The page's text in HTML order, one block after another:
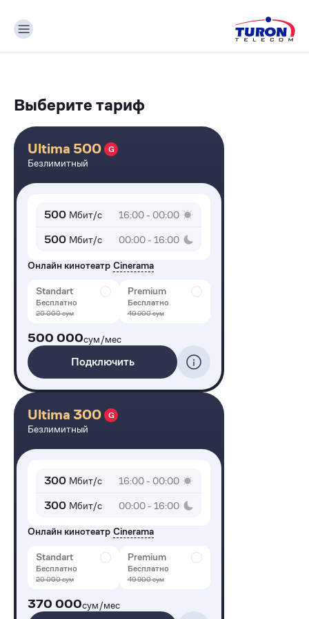
Выберите тариф
Ultima 500 G
Безлимитный
500 Мбит/с 16:00 - 00:00
500 Мбит/с 00:00 - 16:00
Онлайн кинотеатр Cinerama
Standart
Бесплатно
20 000сум
Premium
Бесплатно
49 900сум
500 000сум/мес
Подключить
Ultima 300 G
Безлимитный
300 Мбит/с 16:00 - 00:00
300 Мбит/с 00:00 - 16:00
Онлайн кинотеатр Cinerama
Standart
Бесплатно
20 000сум
Premium
Бесплатно
49 900сум
370 000сум/мес